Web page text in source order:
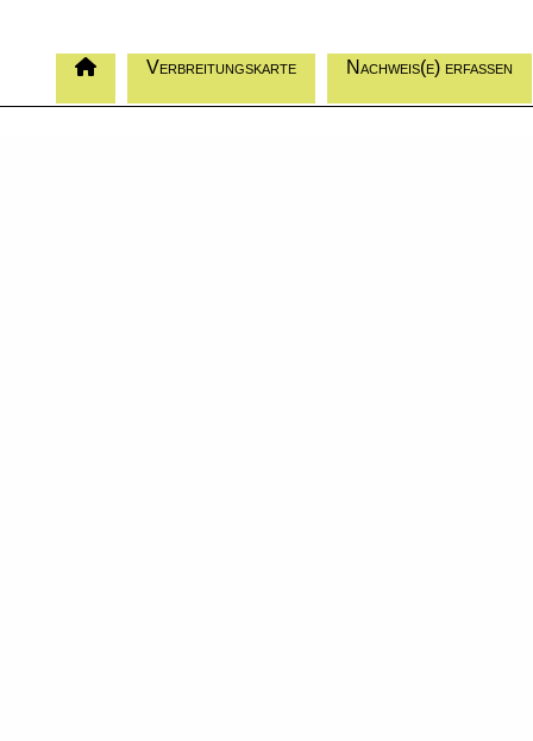
Verbreitungskarte Nachweis(e) erfassen